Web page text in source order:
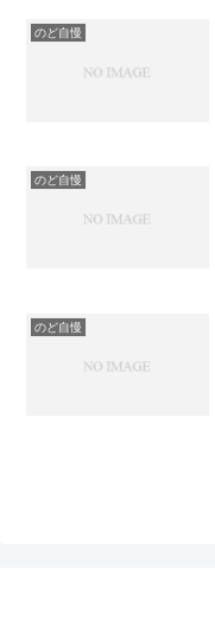
のど自慢
のど自慢
のど自慢